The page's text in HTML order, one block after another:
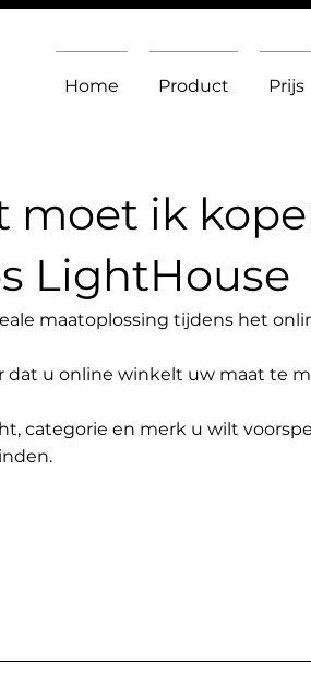
Home Product Prijs
moet ik
LightHouse
maatoplossing tijdens het
dat u online winkelt uw maat te
categorie en merk u wilt